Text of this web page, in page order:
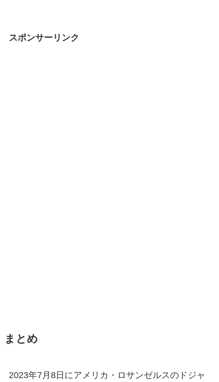
スポンサーリンク
まとめ
2023年7月8日にアメリカ・ロサンゼルスのドジャ